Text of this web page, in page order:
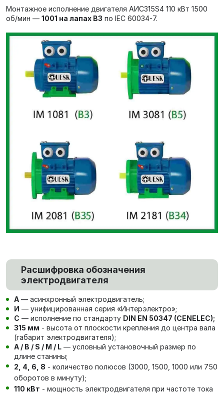
Монтажное исполнение двигателя АИС315S4 110 кВт 1500
об/мин — 1001 на лапах В3 по IEC 60034-7.
Расшифровка обозначения
электродвигателя
А — асинхронный электродвигатель;
И — унифицированная серия «Интерэлектро»;
С — исполнение по стандарту DIN EN 50347 (CENELEC);
315 мм - высота от плоскости крепления до центра вала
(габарит электродвигателя);
A / B / S / M / L — условный установочный размер по
длине станины;
2, 4, 6, 8 - количество полюсов (3000, 1500, 1000 или 750
оборотов в минуту);
110 кВт - мощность электродвигателя при частоте тока